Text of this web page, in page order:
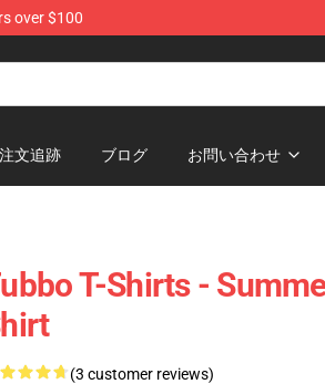
over $100
注文追跡 ブログ お問い合わせ
T-Shirts -
(3 customer reviews)